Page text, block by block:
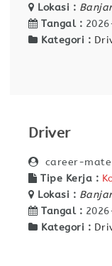
Lokasi :
Tangal :
Kategori :
Driver
career-
Tipe Kerja :
Lokasi :
Tangal :
Kategori :